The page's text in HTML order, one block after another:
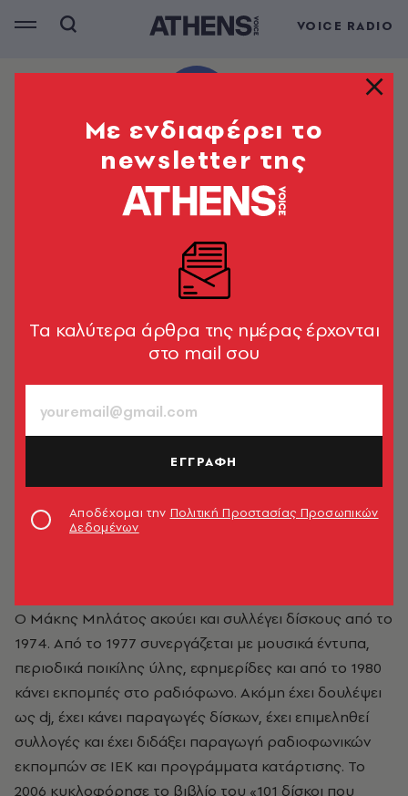
VOICE RADIO
Ο Μάκης Μηλάτος ακούει και συλλέγει δίσκους από το
1974. Από το 1977 συνεργάζεται με μουσικά έντυπα,
περιοδικά ποικίλης ύλης, εφημερίδες και από το 1980
κάνει εκπομπές στο ραδιόφωνο. Ακόμη έχει δουλέψει
ως dj, έχει κάνει παραγωγές δίσκων, έχει επιμεληθεί
συλλογές και έχει διδάξει παραγωγή ραδιοφωνικών
εκπομπών σε ΙΕΚ και προγράμματα κατάρτισης. To
2006 κυκλοφόρησε το βιβλίο του «101 δίσκοι που
Mε ενδιαφέρει το
newsletter της
Tα καλύτερα άρθρα της ημέρας έρχονται
στο mail σου
ΕΓΓΡΑΦΗ
Αποδέχομαι την Πολιτική Προστασίας Προσωπικών
Δεδομένων